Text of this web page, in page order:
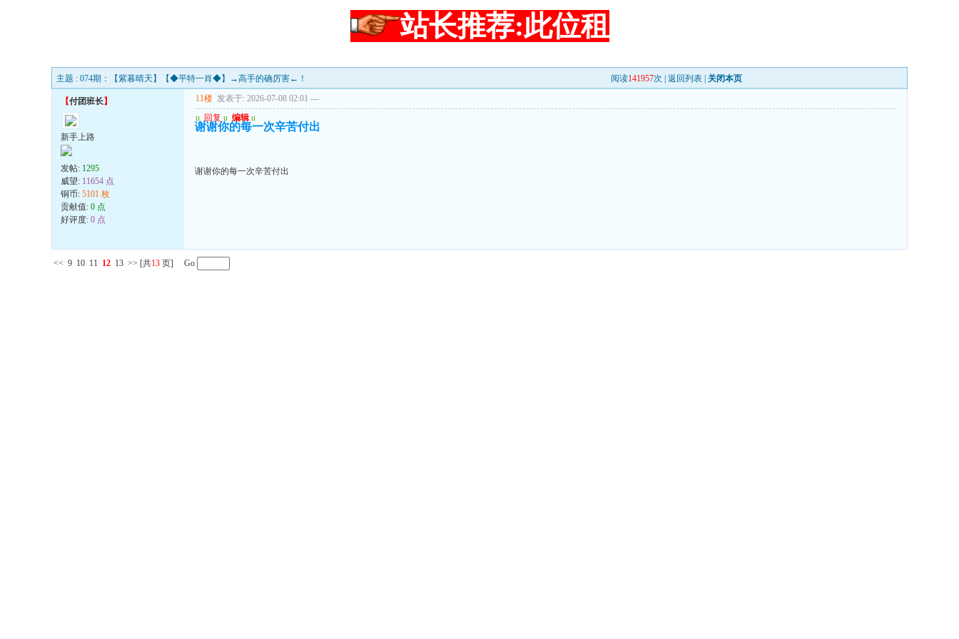
站长推荐:此位租
主题 : 074期：【紫暮晴天】【◆平特一肖◆】→高手的确厉害←！ 阅读141957次 | 返回列表 关闭本页
【付团班长】
新手上路
发帖: 1295
威望: 11654 点
铜币: 5101 枚
贡献值: 0 点
好评度: 0 点
11楼 发表于: 2026-07-08 02:01 ---
u 回复 u 编辑 u
谢谢你的每一次辛苦付出
谢谢你的每一次辛苦付出
<< 9 10 11 12 13 >> [共13 页] Go